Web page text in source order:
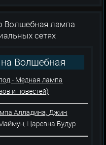
Волшебная лампа
сетях
Волшебная
- Медная лампа
и повестей)
Алладина, Джин
Царевна Будур